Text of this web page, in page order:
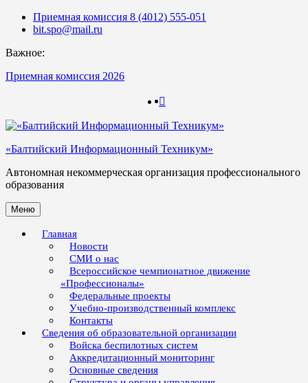
Skip
Приемная комиссия 8 (4012) 555-051
bit.spo@mail.ru
Важное:
Приемная комиссия 2026
«Балтийский Информационный Техникум»
Автономная некоммерческая организация профессионального
образования
Меню
Главная
Новости
СМИ о нас
Всероссийское чемпионатное движение
«Профессионалы»
Федеральные проекты
Учебно-производственный комплекс
Контакты
Сведения об образовательной организации
Войска беспилотных систем
Аккредитационный мониторинг
Основные сведения